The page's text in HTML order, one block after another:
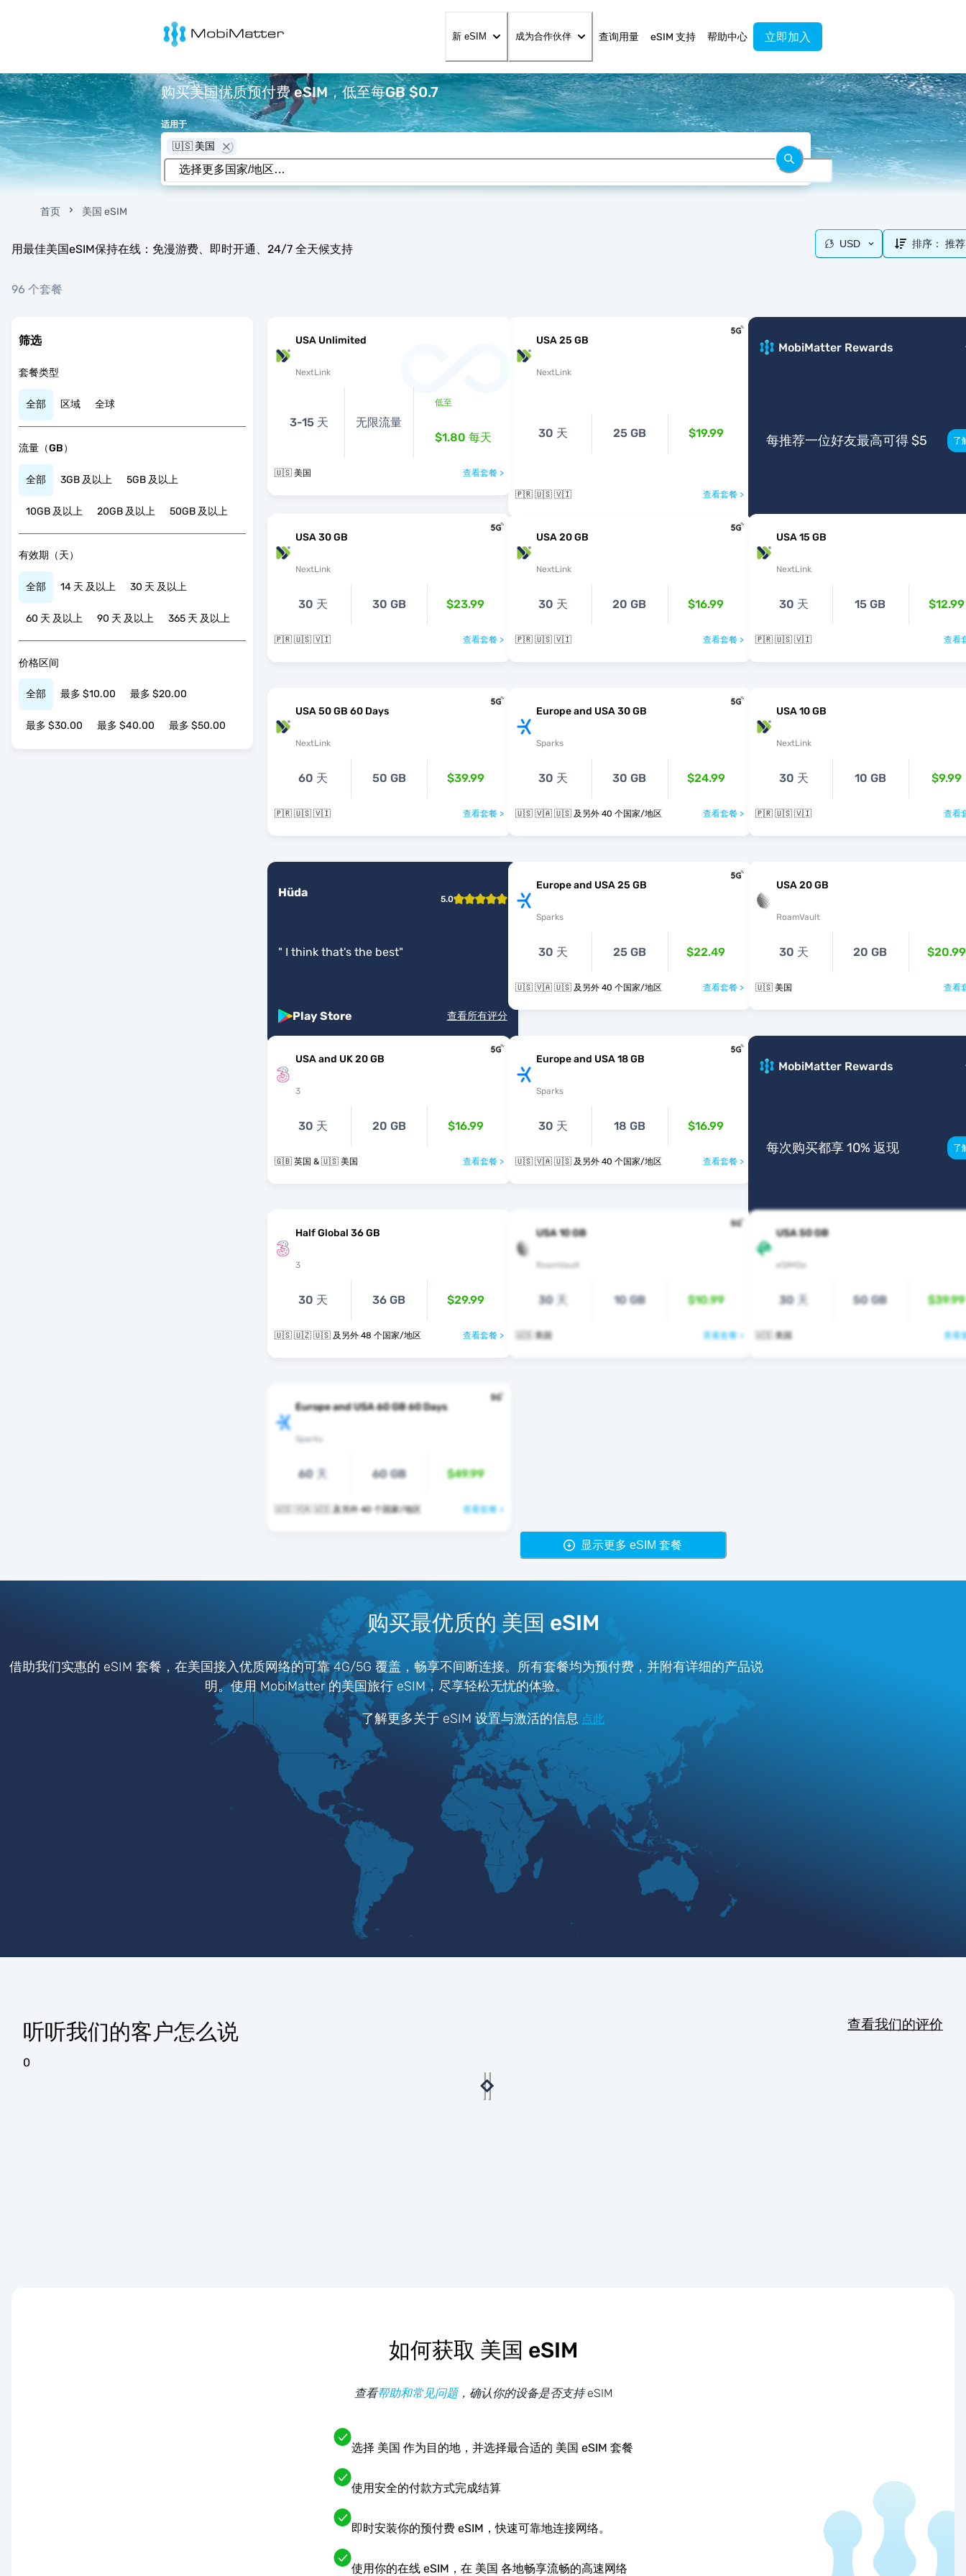
MobiMatter
新 eSIM 成为合作伙伴 查询用量 eSIM 支持 帮助中心 立即加入
购买美国优质预付费 eSIM，低至每GB $0.7
适用于
🇺🇸 美国
首页 美国 eSIM
用最佳美国eSIM保持在线：免漫游费、即时开通、24/7 全天候支持
96 个套餐
USD 排序： 推荐
筛选
套餐类型
全部 区域 全球
流量（GB）
全部 3GB 及以上 5GB 及以上
10GB 及以上 20GB 及以上 50GB 及以上
有效期（天）
全部 14 天 及以上 30 天 及以上
60 天 及以上 90 天 及以上 365 天 及以上
价格区间
全部 最多 $10.00 最多 $20.00
最多 $30.00 最多 $40.00 最多 $50.00
USA Unlimited
NextLink
3-15 天 无限流量
低至
$1.80 每天
🇺🇸 美国 查看套餐 >
USA 25 GB
NextLink
30 天 25 GB $19.99
🇵🇷 🇺🇸 🇻🇮 查看套餐 >
MobiMatter Rewards
每推荐一位好友最高可得 $5 了
USA 30 GB
NextLink
30 天 30 GB $23.99
🇵🇷 🇺🇸 🇻🇮 查看套餐 >
USA 20 GB
NextLink
30 天 20 GB $16.99
🇵🇷 🇺🇸 🇻🇮 查看套餐 >
USA 15 GB
NextLink
30 天 15 GB $12.99
🇵🇷 🇺🇸 🇻🇮 查看
USA 50 GB 60 Days
NextLink
60 天 50 GB $39.99
🇵🇷 🇺🇸 🇻🇮 查看套餐 >
Europe and USA 30 GB
Sparks
30 天 30 GB $24.99
🇺🇸 🇻🇦 🇺🇸 及另外 40 个国家/地区 查看套餐 >
USA 10 GB
NextLink
30 天 10 GB $9.99
🇵🇷 🇺🇸 🇻🇮 查看
Hüda 5.0
" I think that's the best"
Play Store 查看所有评分
Europe and USA 25 GB
Sparks
30 天 25 GB $22.49
🇺🇸 🇻🇦 🇺🇸 及另外 40 个国家/地区 查看套餐 >
USA 20 GB
RoamVault
30 天 20 GB $20.99
🇺🇸 美国 查看
USA and UK 20 GB
3
30 天 20 GB $16.99
🇬🇧 英国 & 🇺🇸 美国 查看套餐 >
Europe and USA 18 GB
Sparks
30 天 18 GB $16.99
🇺🇸 🇻🇦 🇺🇸 及另外 40 个国家/地区 查看套餐 >
MobiMatter Rewards
每次购买都享 10% 返现 了
Half Global 36 GB
3
30 天 36 GB $29.99
🇺🇸 🇺🇿 🇺🇸 及另外 48 个国家/地区 查看套餐 >
USA 10 GB
RoamVault
30 天 10 GB $10.99
🇺🇸 美国 查看套餐 >
USA 50 GB
eSIMGo
30 天 50 GB $39.99
🇺🇸 美国 查看
Europe and USA 60 GB 60 Days
Sparks
60 天 60 GB $49.99
🇺🇸 🇻🇦 🇺🇸 及另外 40 个国家/地区 查看套餐 >
显示更多 eSIM 套餐
购买最优质的 美国 eSIM
借助我们实惠的 eSIM 套餐，在美国接入优质网络的可靠 4G/5G 覆盖，畅享不间断连接。所有套餐均为预付费，并附有详细的产品说
明。使用 MobiMatter 的美国旅行 eSIM，尽享轻松无忧的体验。
了解更多关于 eSIM 设置与激活的信息 点此
听听我们的客户怎么说 查看我们的评价
0
如何获取 美国 eSIM
查看帮助和常见问题，确认你的设备是否支持 eSIM
选择 美国 作为目的地，并选择最合适的 美国 eSIM 套餐
使用安全的付款方式完成结算
即时安装你的预付费 eSIM，快速可靠地连接网络。
使用你的在线 eSIM，在 美国 各地畅享流畅的高速网络